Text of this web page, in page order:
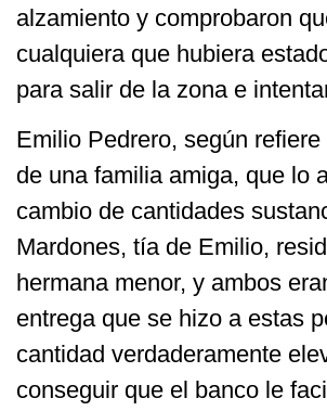
alzamiento y comprobaron
cualquiera que hubiera
para salir de la zona e
Emilio Pedrero, según
de una familia amiga, que lo
cambio de cantidades
Mardones, tía de Emilio,
hermana menor, y ambos
entrega que se hizo a estas
cantidad verdaderamente
conseguir que el banco le